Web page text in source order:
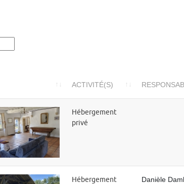
ACTIVITÉ(S)
Hébergement
privé
Hébergement
Danièle